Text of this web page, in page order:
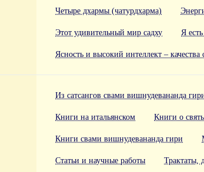
Четыре дхармы (чатурдхарма)
Этот удивительный мир садху Я
Ясность и высокий интеллект – качества
Из сатсангов свами вишнудевананда
Книги на итальянском Книги о
Книги свами вишнудевананда гири
Статьи и научные работы Трактаты,